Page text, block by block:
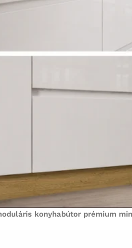
konyhabútor prémium